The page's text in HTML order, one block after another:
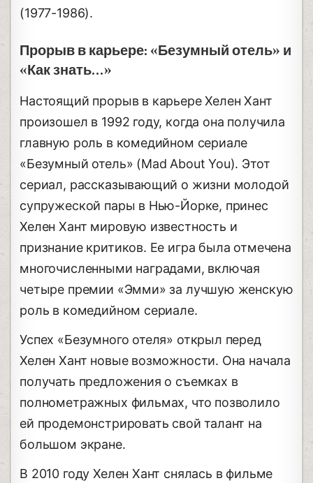
(1977-1986).
Прорыв в карьере: «Безумный отель» и
«Как знать…»
Настоящий прорыв в карьере Хелен Хант
произошел в 1992 году, когда она получила
главную роль в комедийном сериале
«Безумный отель» (Mad About You). Этот
сериал, рассказывающий о жизни молодой
супружеской пары в Нью-Йорке, принес
Хелен Хант мировую известность и
признание критиков. Ее игра была отмечена
многочисленными наградами, включая
четыре премии «Эмми» за лучшую женскую
роль в комедийном сериале.
Успех «Безумного отеля» открыл перед
Хелен Хант новые возможности. Она начала
получать предложения о съемках в
полнометражных фильмах, что позволило
ей продемонстрировать свой талант на
большом экране.
В 2010 году Хелен Хант снялась в фильме